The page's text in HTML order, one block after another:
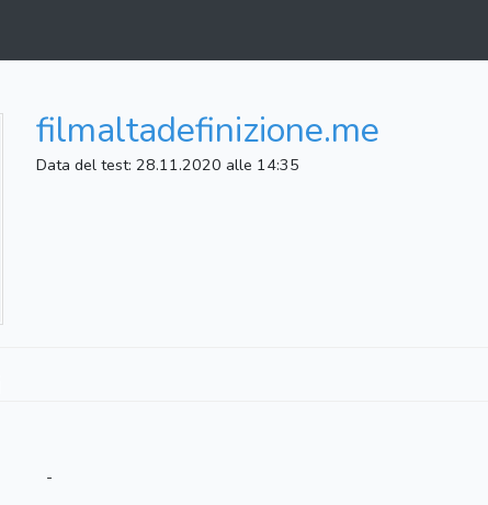
filmaltadefinizione.me
Data del test: 28.11.2020 alle 14:35
-